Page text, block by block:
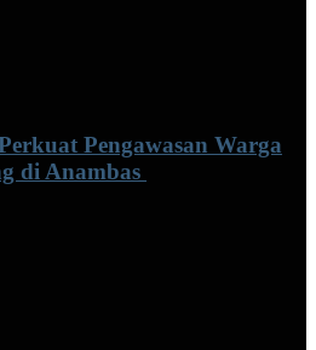
Pengawasan Warga
di Anambas